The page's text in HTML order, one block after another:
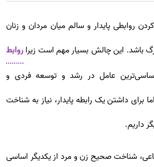
روابطی پایدار و سالم میان مردان و زنان
باشد. این چالش بسیار مهم است زیراروابط
عامل در رشد و توسعه فردی و
برای داشتن یک رابطه پایدار، نیاز به شناخت
داریم.
شناخت صحیح زن و مرد از یکدیگر اساسی